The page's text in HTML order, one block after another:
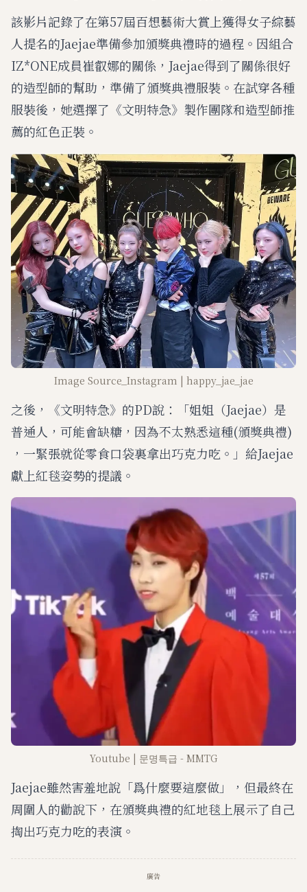
該影片記錄了在第57屆百想藝術大賞上獲得女子綜藝
人提名的Jaejae準備參加頒獎典禮時的過程。因組合
IZ*ONE成員崔叡娜的關係，Jaejae得到了關係很好
的造型師的幫助，準備了頒獎典禮服裝。在試穿各種
服裝後，她選擇了《文明特急》製作團隊和造型師推
薦的紅色正裝。
Image Source_Instagram | happy_jae_jae
之後，《文明特急》的PD說：「姐姐（Jaejae）是
普通人，可能會缺糖，因為不太熟悉這種(頒獎典禮)
，一緊張就從零食口袋裏拿出巧克力吃。」給Jaejae
獻上紅毯姿勢的提議。
Youtube | 문명특급 - MMTG
Jaejae雖然害羞地說「爲什麼要這麼做」，但最終在
周圍人的勸說下，在頒獎典禮的紅地毯上展示了自己
掏出巧克力吃的表演。
廣告